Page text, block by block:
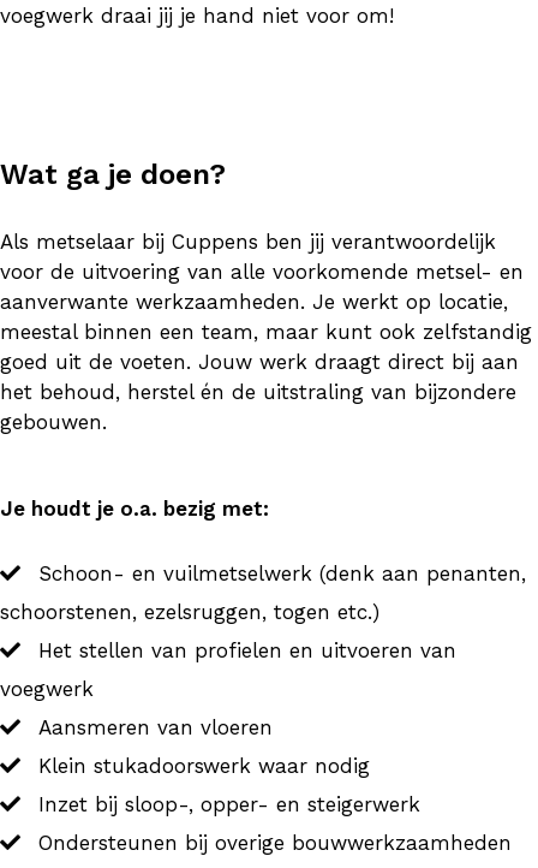
voegwerk draai jij je hand niet voor om!
Wat ga je doen?
Als metselaar bij Cuppens ben jij verantwoordelijk
voor de uitvoering van alle voorkomende metsel- en
aanverwante werkzaamheden. Je werkt op locatie,
meestal binnen een team, maar kunt ook zelfstandig
goed uit de voeten. Jouw werk draagt direct bij aan
het behoud, herstel én de uitstraling van bijzondere
gebouwen.
Je houdt je o.a. bezig met:
Schoon- en vuilmetselwerk (denk aan penanten,
schoorstenen, ezelsruggen, togen etc.)
Het stellen van profielen en uitvoeren van
voegwerk
Aansmeren van vloeren
Klein stukadoorswerk waar nodig
Inzet bij sloop-, opper- en steigerwerk
Ondersteunen bij overige bouwwerkzaamheden